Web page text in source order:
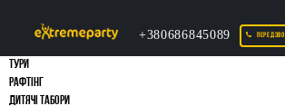
+380686845089
ТУРИ
РАФТІНГ
ДИТЯЧІ ТАБОРИ